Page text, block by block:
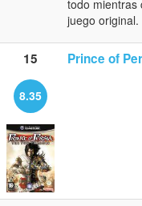
todo mientras
juego original.
15 Prince of
8.35